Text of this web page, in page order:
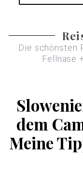
Die schönsten
Fellnase
dem
Meine